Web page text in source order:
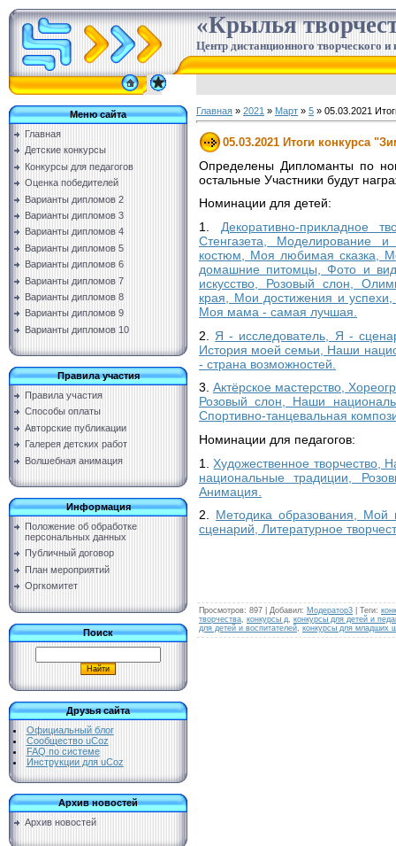
«Крылья
Центр дистанционного творческого и
Меню сайта
Главная
Детские конкурсы
Конкурсы для педагогов
Оценка победителей
Варианты дипломов 2
Варианты дипломов 3
Варианты дипломов 4
Варианты дипломов 5
Варианты дипломов 6
Варианты дипломов 7
Варианты дипломов 8
Варианты дипломов 9
Варианты дипломов 10
Правила участия
Правила участия
Способы оплаты
Авторские публикации
Галерея детских работ
Волшебная анимация
Информация
Положение об обработке
персональных данных
Публичный договор
План мероприятий
Оргкомитет
Поиск
Друзья сайта
Официальный блог
Сообщество uCoz
FAQ по системе
Инструкции для uCoz
Архив новостей
Архив новостей
Главная » 2021 » Март » 5 » 05.03.2021
05.03.2021 Итоги конкурса
Определены Дипломанты по
остальные Участники будут
Номинации для детей:
1. Декоративно-прикладное
Стенгазета, Моделирование
костюм, Моя любимая сказка,
домашние питомцы, Фото и
искусство, Розовый слон,
края, Мои достижения и
Моя мама - самая лучшая.
2. Я - исследователь, Я -
История моей семьи, Наши
- страна возможностей.
3. Актёрское мастерство,
Розовый слон, Наши
Спортивно-танцевальная
Номинации для педагогов:
1. Художественное творчество,
национальные традиции,
Анимация.
2. Методика образования, Мой
сценарий, Литературное
Просмотров: 897 Добавил: Модератор3 Теги:
творчества конкурсы д конкурсы для детей и
для детей и воспитателей конкурсы для младших